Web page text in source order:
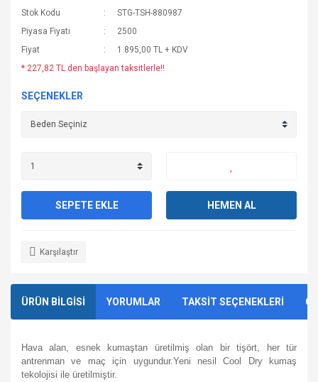
Stok Kodu
STG-TSH-880987
Piyasa Fiyatı
2500
Fiyat
1.895,00 TL + KDV
* 227,82 TL den başlayan taksitlerle!!
SEÇENEKLER
SEPETE EKLE HEMEN AL
Karşılaştır
ÜRÜN BİLGİSİ YORUMLAR TAKSİT SEÇENEKLERİ
Hava alan, esnek kumaştan üretilmiş olan bir tişört, her tür
antrenman ve maç için uygundur.Yeni nesil Cool Dry kumaş
tekolojisi ile üretilmiştir.